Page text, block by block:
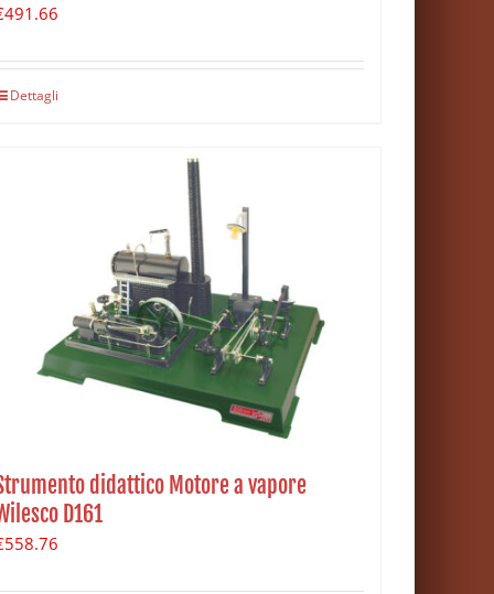
491.66
Dettagli
didattico Motore a vapore
D161
558.76